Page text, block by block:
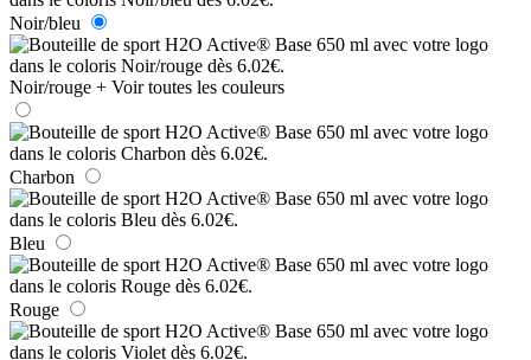
Noir/bleu
Noir/rouge + Voir toutes les couleurs
Charbon
Bleu
Rouge